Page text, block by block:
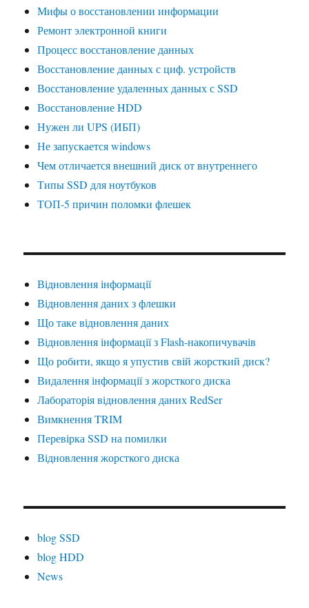
Мифы о восстановлении информации
Ремонт электронной книги
Процесс восстановление данных
Восстановление данных с циф. устройств
Восстановление удаленных данных с SSD
Восстановление HDD
Нужен ли UPS (ИБП)
Не запускается windows
Чем отличается внешний диск от внутреннего
Типы SSD для ноутбуков
ТОП-5 причин поломки флешек
Відновлення інформації
Відновлення даних з флешки
Що таке відновлення даних
Відновлення інформації з Flash-накопичувачів
Що робити, якщо я упустив свій жорсткий диск?
Видалення інформації з жорсткого диска
Лабораторія відновлення даних RedSer
Вимкнення TRIM
Перевірка SSD на помилки
Відновлення жорсткого диска
blog SSD
blog HDD
News